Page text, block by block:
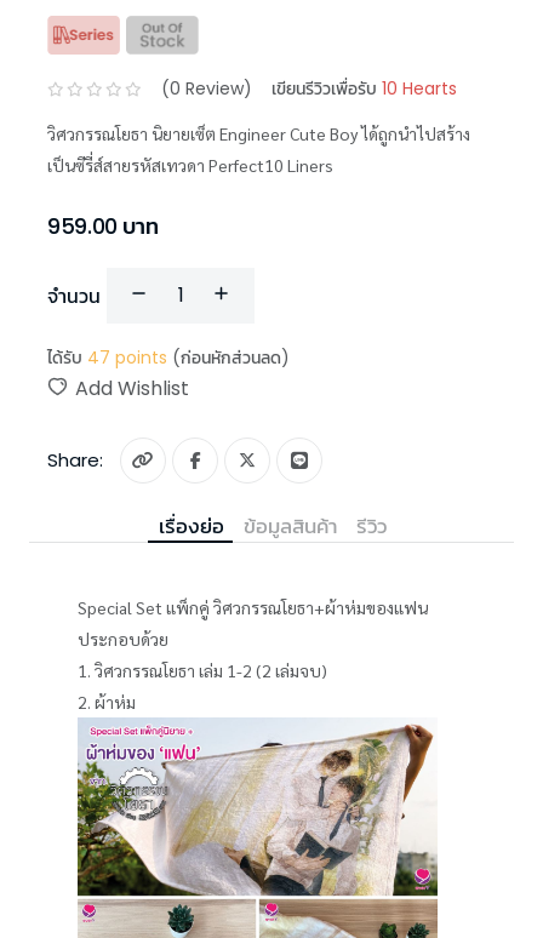
(0 Review) เขียนรีวิวเพื่อรับ 10 Hearts
วิศวกรรณโยธา นิยายเซ็ต Engineer Cute Boy ได้ถูกนำไปสร้าง
เป็นซีรี่ส์สายรหัสเทวดา Perfect10 Liners
959.00 บาท
จำนวน
ได้รับ 47 points (ก่อนหักส่วนลด)
Add Wishlist
Share:
เรื่องย่อ ข้อมูลสินค้า รีวิว
Special Set แพ็กคู่ วิศวกรรณโยธา+ผ้าห่มของแฟน
ประกอบด้วย
1. วิศวกรรณโยธา เล่ม 1-2 (2 เล่มจบ)
2. ผ้าห่ม